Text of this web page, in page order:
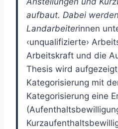
aufbaut. Dabei
Landarbeiterinnen
‹unqualifizierte›
Arbeitskraft und die
Thesis wird
Kategorisierung mit
Kategorisierung eine